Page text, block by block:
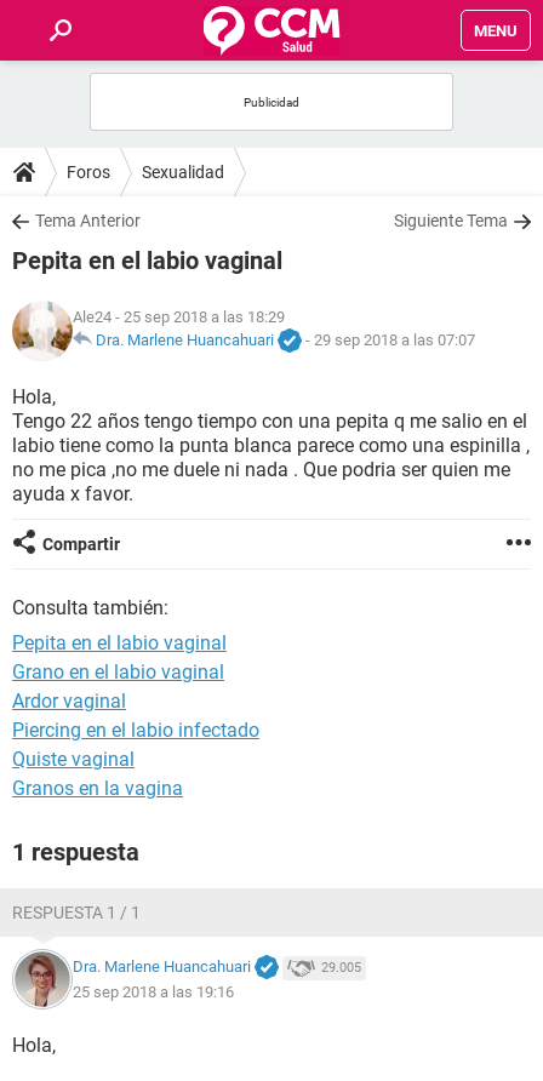
MENU
FOROS
SALUD
FAMILIA
NUTRICIÓN
BIENESTAR
SEXUALIDAD
GLOSARIO
Foros Sexualidad
Tema Anterior Siguiente Tema
Pepita en el labio vaginal
Ale24 - 25 sep 2018 a las 18:29
Dra. Marlene Huancahuari
- 29 sep 2018 a las 07:07
Hola,
Tengo 22 años tengo tiempo con una pepita q me salio en el
labio tiene como la punta blanca parece como una espinilla ,
no me pica ,no me duele ni nada . Que podria ser quien me
ayuda x favor.
Compartir
Consulta también:
Pepita en el labio vaginal
Grano en el labio vaginal
Ardor vaginal
Piercing en el labio infectado
Quiste vaginal
Granos en la vagina
1 respuesta
RESPUESTA 1 / 1
Dra. Marlene Huancahuari 29.005
25 sep 2018 a las 19:16
Hola,